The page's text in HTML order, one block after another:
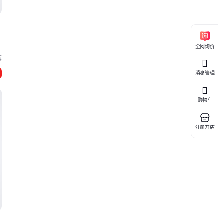
全网询价
消息管理
购物车
注册开店